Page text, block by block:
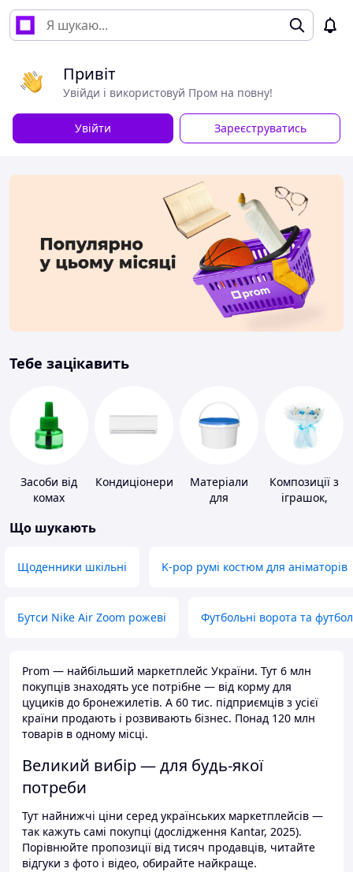
Привіт
Увійди і використовуй Пром на повну!
Увійти Зареєструватись
Тебе зацікавить
Засоби від
комах
Кондиціонери
Матеріали
для
Композиції з
іграшок,
Що шукають
Щоденники шкільні K-pop румі костюм для аніматорів
Бутси Nike Air Zoom рожеві Футбольні ворота та
Prom — найбільший маркетплейс України. Тут 6 млн
покупців знаходять усе потрібне — від корму для
цуциків до бронежилетів. А 60 тис. підприємців з усієї
країни продають і розвивають бізнес. Понад 120 млн
товарів в одному місці.
Великий вибір — для будь-якої
потреби
Тут найнижчі ціни серед українських маркетплейсів —
так кажуть самі покупці (дослідження Kantar, 2025).
Порівнюйте пропозиції від тисяч продавців, читайте
відгуки з фото і відео, обирайте найкраще.